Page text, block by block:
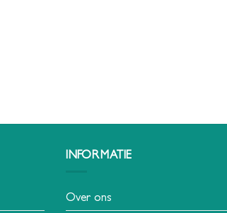
INFORMATIE
Over ons